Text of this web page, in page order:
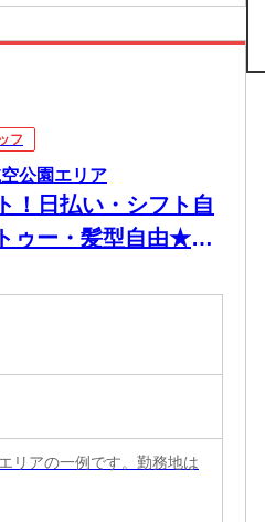
フ
公園エリア
！日払い・シフト自
ゥー・髪型自由★現
リアの一例です。勤務地は